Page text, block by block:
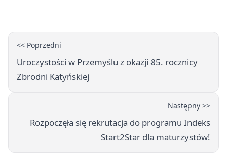
<< Poprzedni
Uroczystości w Przemyślu z okazji 85. rocznicy
Zbrodni Katyńskiej
Następny >>
Rozpoczęła się rekrutacja do programu Indeks
Start2Star dla maturzystów!